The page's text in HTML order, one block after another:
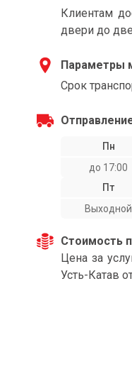
Клиентам
двери до
Параметры
Срок
Пн
до 17:00
Пт
Выходной
Стоимость
Цена за
Усть-Катав